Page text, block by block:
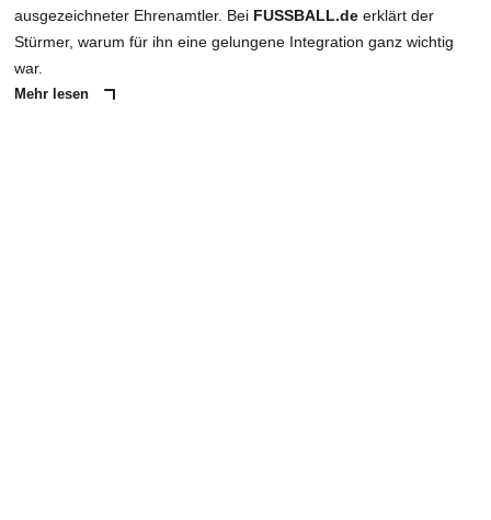
ausgezeichneter Ehrenamtler. Bei FUSSBALL.de erklärt der
Stürmer, warum für ihn eine gelungene Integration ganz wichtig
war.
Mehr lesen